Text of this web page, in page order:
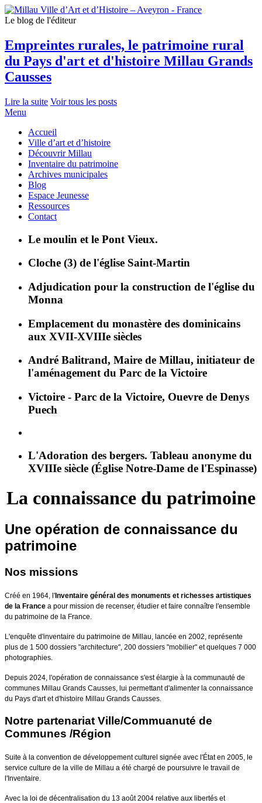
Le blog de l'éditeur
Empreintes rurales, le patrimoine rural
du Pays d'art et d'histoire Millau Grands
Causses
Lire la suite Voir tous les posts
Menu
Accueil
Ville d’art et d’histoire
Découvrir Millau
Inventaire du patrimoine
Archives municipales
Blog
Espace Jeunesse
Ressources
Contact
Le moulin et le Pont Vieux.
Cloche (3) de l'église Saint-Martin
Adjudication pour la construction de l'église du
Monna
Emplacement du monastère des dominicains
aux XVII-XVIIIe siècles
André Balitrand, Maire de Millau, initiateur de
l'aménagement du Parc de la Victoire
Victoire - Parc de la Victoire, Ouevre de Denys
Puech
L'Adoration des bergers. Tableau anonyme du
XVIIIe siècle (Église Notre-Dame de l'Espinasse)
La connaissance du patrimoine
Une opération de connaissance du
patrimoine
Nos missions
Créé en 1964, l' Inventaire général des monuments et richesses artistiques
de la France a pour mission de recenser, étudier et faire connaître l'ensemble
du patrimoine de la France.
L'enquête d'inventaire du patrimoine de Millau, lancée en 2002, représente
plus de 1 500 dossiers "architecture", 200 dossiers "mobilier" et quelques 7 000
photographies.
Depuis 2024, l'opération de connaissance s'est élargie à la communauté de
communes Millau Grands Causses, lui permettant d'alimenter la connaissance
du Pays d'art et d'histoire Millau Grands Causses.
Notre partenariat Ville/Commuanuté de
Communes /Région
Suite à la convention de développement culturel signée avec l'État en 2005, le
service culture de la ville de Millau a été chargé de poursuivre le travail de
l'Inventaire.
Avec la loi de décentralisation du 13 août 2004 relative aux libertés et